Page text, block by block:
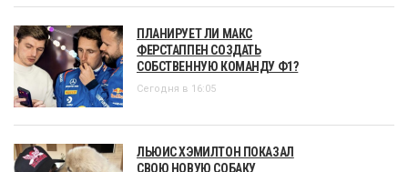
ПЛАНИРУЕТ ЛИ МАКС
ФЕРСТАППЕН СОЗДАТЬ
СОБСТВЕННУЮ КОМАНДУ Ф1?
Сегодня в 16:05
ЛЬЮИС ХЭМИЛТОН ПОКАЗАЛ
СВОЮ НОВУЮ СОБАКУ